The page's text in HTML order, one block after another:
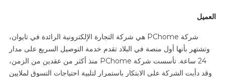
العميل
شركة PChome هي شركة التجارة الإلكترونية الرائدة في تايوان،
وتشتهر بأنها أول منصة في البلاد تقدم خدمة التوصيل السريع على مدار
24 ساعة. تأسست شركة PChome منذ أكثر من عقدين من الزمن،
وقد دأبت الشركة على الابتكار باستمرار لتلبية احتياجات التسوق لملايين